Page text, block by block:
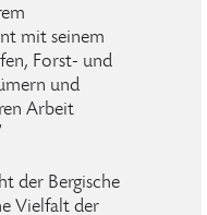
mit seinem
Forst- und
und
Arbeit
der Bergische
Vielfalt der